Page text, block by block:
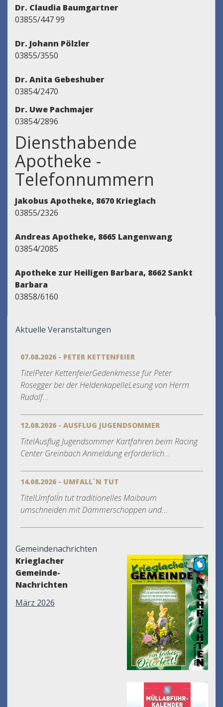
Dr. Claudia Baumgartner
03855/447 99
Dr. Johann Pölzler
03855/3550
Dr. Anita Gebeshuber
03854/2470
Dr. Uwe Pachmajer
03854/2896
Diensthabende
Apotheke -
Telefonnummern
Jakobus Apotheke, 8670 Krieglach
03855/2326
Andreas Apotheke, 8665 Langenwang
03854/2085
Apotheke zur Heiligen Barbara, 8662 Sankt
Barbara
03858/6160
Aktuelle Veranstaltungen
07.08.2026 - PETER KETTENFEIER
TitelPeter KettenfeierGedenkmesse für Peter
Rosegger bei der HeldenkapelleLesung von Herrn
Rudolf...
12.08.2026 - AUSFLUG JUGENDSOMMER
TitelAusflug Jugendsommer Kartfahren beim Racing
Center Greinbach Anmeldung erforderlich...
14.08.2026 - UMFALL´N TUT
TitelUmfall´n tut traditionelles Maibaum
umschneiden mit Dämmerschoppen und...
Gemeindenachrichten
Krieglacher
Gemeinde-
Nachrichten
März 2026